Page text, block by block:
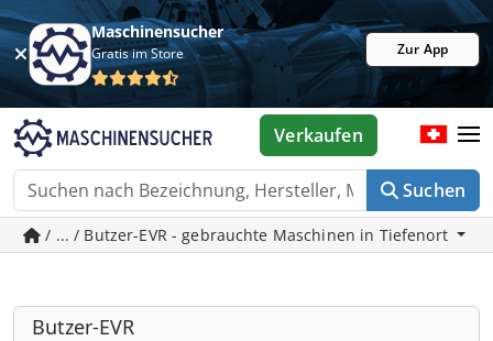
Maschinensucher
Gratis im Store Zur App
Suchen
Verkaufen
/ ... / Butzer-EVR - gebrauchte Maschinen in Tiefenort
Butzer-EVR